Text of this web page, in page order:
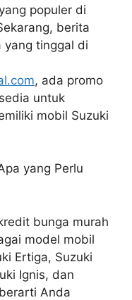
populer di
berita
yang tinggal di
, ada promo
untuk
mobil Suzuki
yang Perlu
bunga murah
model mobil
Ertiga, Suzuki
Ignis, dan
Anda